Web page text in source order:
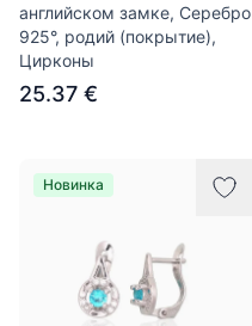
английском замке, Серебро
925°, родий (покрытие),
Цирконы
25.37 €
Новинка